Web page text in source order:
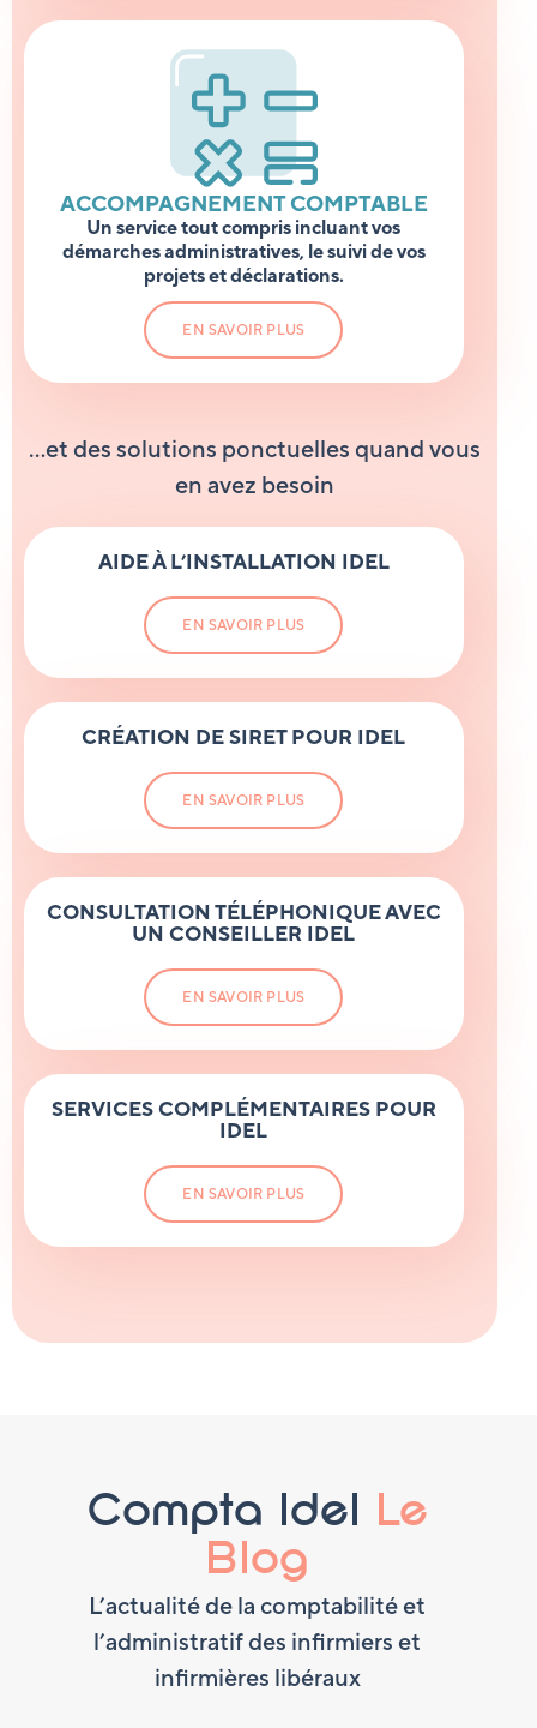
ACCOMPAGNEMENT COMPTABLE
Un service tout compris incluant vos
démarches administratives, le suivi de vos
projets et déclarations.
EN SAVOIR PLUS
…et des solutions ponctuelles quand vous
en avez besoin
AIDEÀ L’INSTALLATION IDEL
EN SAVOIR PLUS
CRÉATION DE SIRET POUR IDEL
EN SAVOIR PLUS
CONSULTATION TÉLÉPHONIQUE AVEC
UN CONSEILLER IDEL
EN SAVOIR PLUS
SERVICES COMPLÉMENTAIRES POUR
IDEL
EN SAVOIR PLUS
Compta Idel Le
Blog
L’actualité de la comptabilité et
l’administratif des infirmiers et
infirmières libéraux